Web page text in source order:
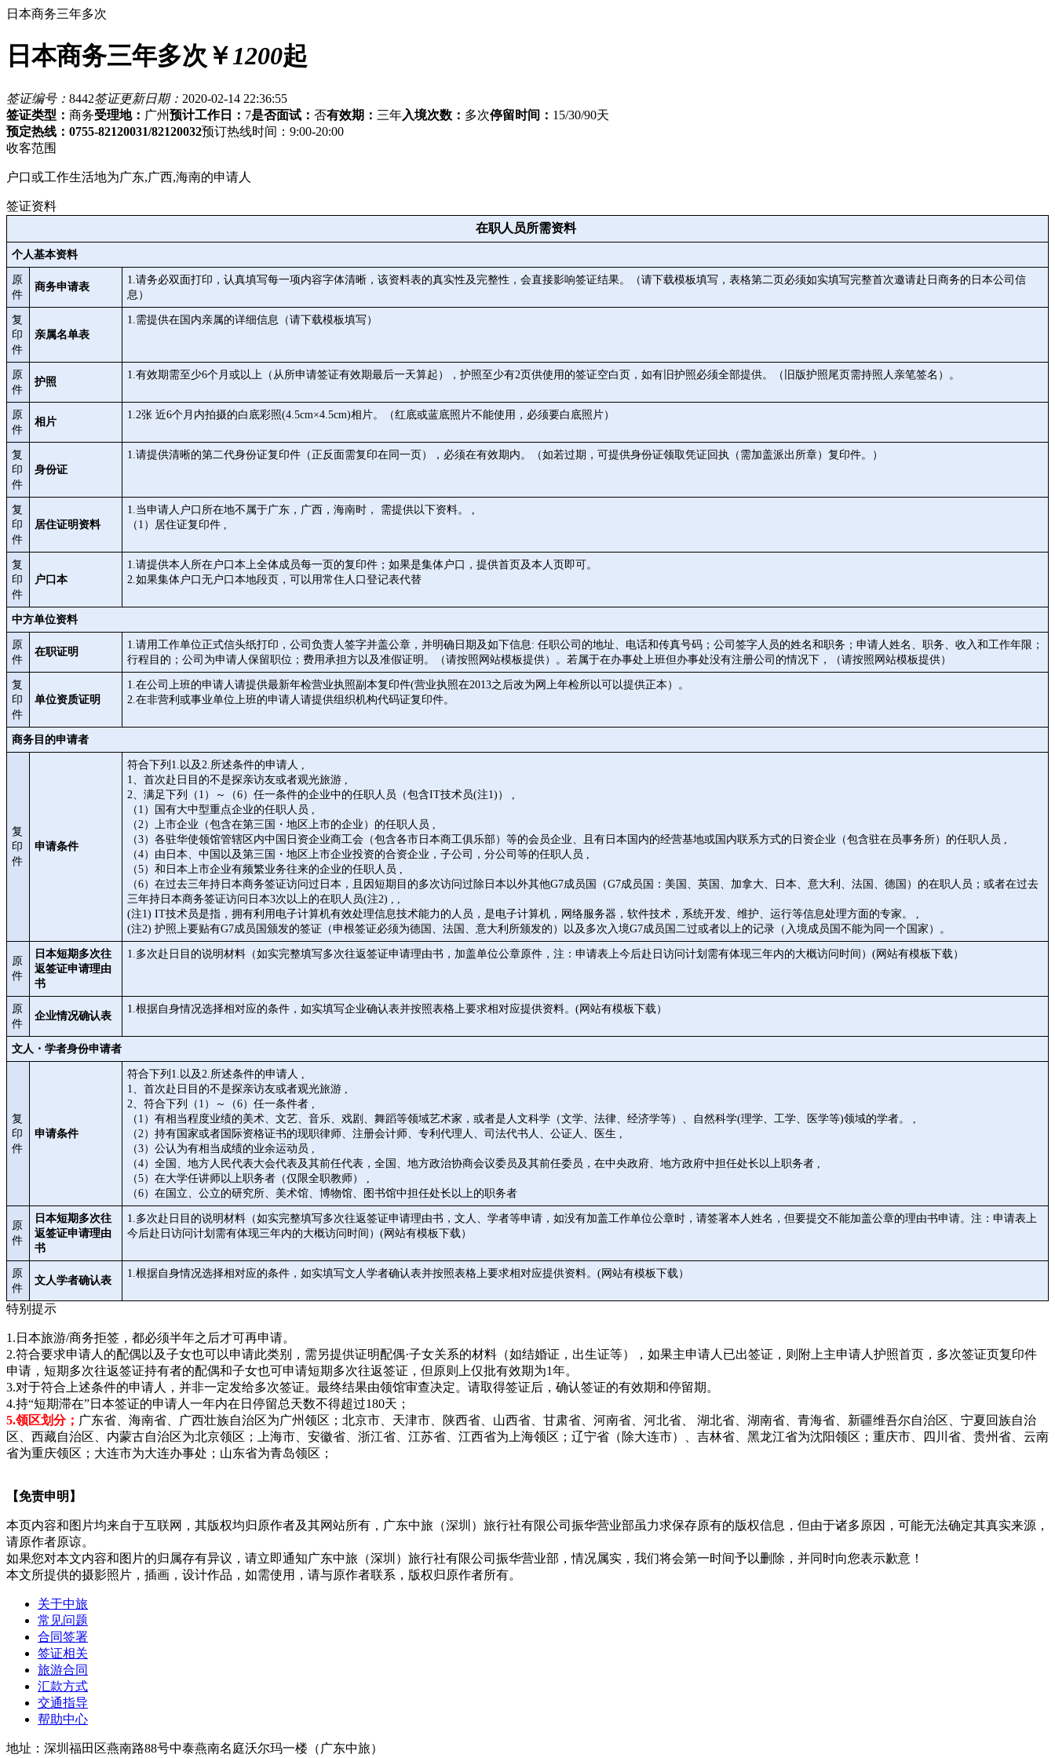
日本商务三年多次
日本商务三年多次 ￥1200起
签证编号： 8442签证更新日期： 2020-02-14 22:36:55
签证类型： 商务受理地： 广州预计工作日： 7是否面试： 否有效期： 三年入境次数： 多次停留时间： 15/30/90天
预定热线：0755-82120031/82120032预订热线时间：9:00-20:00
收客范围
户口或工作生活地为广东,广西,海南的申请人
签证资料
在职人员所需资料
个人基本资料
原
件
商务申请表
1.请务必双面打印，认真填写每一项内容字体清晰，该资料表的真实性及完整性，会直接影响签证结果。（请下载模板填写，表格第二页必须如实填写完整首次邀请赴日商务的日本公司信
息）
复
印
件
亲属名单表
1.需提供在国内亲属的详细信息（请下载模板填写）
原
件
护照
1.有效期需至少6个月或以上（从所申请签证有效期最后一天算起），护照至少有2页供使用的签证空白页，如有旧护照必须全部提供。（旧版护照尾页需持照人亲笔签名）。
原
件
相片
1.2张 近6个月内拍摄的白底彩照(4.5cm×4.5cm)相片。（红底或蓝底照片不能使用，必须要白底照片）
复
印
件
身份证
1.请提供清晰的第二代身份证复印件（正反面需复印在同一页），必须在有效期内。（如若过期，可提供身份证领取凭证回执（需加盖派出所章）复印件。）
复
印
件
居住证明资料
1.当申请人户口所在地不属于广东，广西，海南时， 需提供以下资料。 ,
（1）居住证复印件 ,
复
印
件
户口本
1.请提供本人所在户口本上全体成员每一页的复印件；如果是集体户口，提供首页及本人页即可。
2.如果集体户口无户口本地段页，可以用常住人口登记表代替
中方单位资料
原
件
在职证明
1.请用工作单位正式信头纸打印，公司负责人签字并盖公章，并明确日期及如下信息: 任职公司的地址、电话和传真号码；公司签字人员的姓名和职务；申请人姓名、职务、收入和工作年限；
行程目的；公司为申请人保留职位；费用承担方以及准假证明。（请按照网站模板提供）。若属于在办事处上班但办事处没有注册公司的情况下，（请按照网站模板提供）
复
印
件
单位资质证明
1.在公司上班的申请人请提供最新年检营业执照副本复印件(营业执照在2013之后改为网上年检所以可以提供正本）。
2.在非营利或事业单位上班的申请人请提供组织机构代码证复印件。
商务目的申请者
复
印
件
申请条件
符合下列1.以及2.所述条件的申请人 ,
1、首次赴日目的不是探亲访友或者观光旅游 ,
2、满足下列（1）～（6）任一条件的企业中的任职人员（包含IT技术员(注1)） ,
（1）国有大中型重点企业的任职人员 ,
（2）上市企业（包含在第三国・地区上市的企业）的任职人员 ,
（3）各驻华使领馆管辖区内中国日资企业商工会（包含各市日本商工俱乐部）等的会员企业、且有日本国内的经营基地或国内联系方式的日资企业（包含驻在员事务所）的任职人员 ,
（4）由日本、中国以及第三国・地区上市企业投资的合资企业，子公司，分公司等的任职人员 ,
（5）和日本上市企业有频繁业务往来的企业的任职人员 ,
（6）在过去三年持日本商务签证访问过日本，且因短期目的多次访问过除日本以外其他G7成员国（G7成员国：美国、英国、加拿大、日本、意大利、法国、德国）的在职人员；或者在过去
三年持日本商务签证访问日本3次以上的在职人员(注2) , ,
(注1) IT技术员是指，拥有利用电子计算机有效处理信息技术能力的人员，是电子计算机，网络服务器，软件技术，系统开发、维护、运行等信息处理方面的专家。 ,
(注2) 护照上要贴有G7成员国颁发的签证（申根签证必须为德国、法国、意大利所颁发的）以及多次入境G7成员国二过或者以上的记录（入境成员国不能为同一个国家）。
原
件
日本短期多次往
返签证申请理由
书
1.多次赴日目的说明材料（如实完整填写多次往返签证申请理由书，加盖单位公章原件，注：申请表上今后赴日访问计划需有体现三年内的大概访问时间）(网站有模板下载）
原
件
企业情况确认表
1.根据自身情况选择相对应的条件，如实填写企业确认表并按照表格上要求相对应提供资料。(网站有模板下载）
文人・学者身份申请者
复
印
件
申请条件
符合下列1.以及2.所述条件的申请人 ,
1、首次赴日目的不是探亲访友或者观光旅游 ,
2、符合下列（1）～（6）任一条件者 ,
（1）有相当程度业绩的美术、文艺、音乐、戏剧、舞蹈等领域艺术家，或者是人文科学（文学、法律、经济学等）、自然科学(理学、工学、医学等)领域的学者。 ,
（2）持有国家或者国际资格证书的现职律师、注册会计师、专利代理人、司法代书人、公证人、医生 ,
（3）公认为有相当成绩的业余运动员 ,
（4）全国、地方人民代表大会代表及其前任代表，全国、地方政治协商会议委员及其前任委员，在中央政府、地方政府中担任处长以上职务者 ,
（5）在大学任讲师以上职务者（仅限全职教师） ,
（6）在国立、公立的研究所、美术馆、博物馆、图书馆中担任处长以上的职务者
原
件
日本短期多次往
返签证申请理由
书
1.多次赴日目的说明材料（如实完整填写多次往返签证申请理由书，文人、学者等申请，如没有加盖工作单位公章时，请签署本人姓名，但要提交不能加盖公章的理由书申请。注：申请表上
今后赴日访问计划需有体现三年内的大概访问时间）(网站有模板下载）
原
件
文人学者确认表
1.根据自身情况选择相对应的条件，如实填写文人学者确认表并按照表格上要求相对应提供资料。(网站有模板下载）
特别提示
1.日本旅游/商务拒签，都必须半年之后才可再申请。
2.符合要求申请人的配偶以及子女也可以申请此类别，需另提供证明配偶·子女关系的材料（如结婚证，出生证等），如果主申请人已出签证，则附上主申请人护照首页，多次签证页复印件
申请，短期多次往返签证持有者的配偶和子女也可申请短期多次往返签证，但原则上仅批有效期为1年。
3.对于符合上述条件的申请人，并非一定发给多次签证。最终结果由领馆审查决定。请取得签证后，确认签证的有效期和停留期。
4.持“短期滞在”日本签证的申请人一年内在日停留总天数不得超过180天；
5.领区划分； 广东省、海南省、广西壮族自治区为广州领区；北京市、天津市、陕西省、山西省、甘肃省、河南省、河北省、 湖北省、湖南省、青海省、新疆维吾尔自治区、宁夏回族自治
区、西藏自治区、内蒙古自治区为北京领区；上海市、安徽省、浙江省、江苏省、江西省为上海领区；辽宁省（除大连市）、吉林省、黑龙江省为沈阳领区；重庆市、四川省、贵州省、云南
省为重庆领区；大连市为大连办事处；山东省为青岛领区；
【免责申明】
本页内容和图片均来自于互联网，其版权均归原作者及其网站所有，广东中旅（深圳）旅行社有限公司振华营业部虽力求保存原有的版权信息，但由于诸多原因，可能无法确定其真实来源，
请原作者原谅。
如果您对本文内容和图片的归属存有异议，请立即通知广东中旅（深圳）旅行社有限公司振华营业部，情况属实，我们将会第一时间予以删除，并同时向您表示歉意！
本文所提供的摄影照片，插画，设计作品，如需使用，请与原作者联系，版权归原作者所有。
关于中旅
常见问题
合同签署
签证相关
旅游合同
汇款方式
交通指导
帮助中心
地址：深圳福田区燕南路88号中泰燕南名庭沃尔玛一楼（广东中旅）